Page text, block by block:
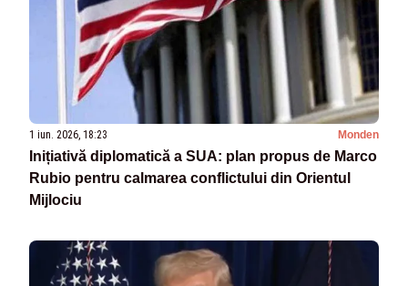
1 iun. 2026, 18:23 Monden
Inițiativă diplomatică a SUA: plan propus de Marco
Rubio pentru calmarea conflictului din Orientul
Mijlociu